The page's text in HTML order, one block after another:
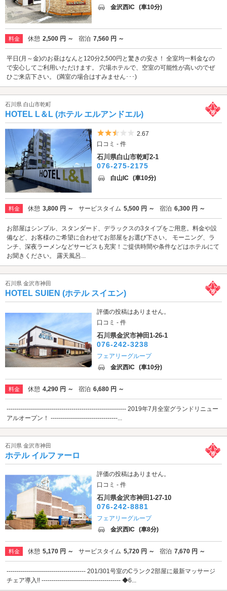
金沢西IC (車10分)
料金 休憩 2,500 円 ～ 宿泊 7,560 円 ～
平日(月～金)のお昼はなんと120分2,500円と驚きの安さ！ 全室均一料金なの
で安心してご利用いただけます。 穴場ホテルで、空室の可能性が高いのでぜ
ひご来店下さい。 (満室の場合はすみません･･･)
石川県 白山市乾町
HOTEL L＆L (ホテル エルアンドエル)
5つ星のうち2.5
2.67
口コミ - 件
石川県白山市乾町2-1
076-275-2175
白山IC (車10分)
料金 休憩 3,800 円 ～ サービスタイム 5,500 円 ～ 宿泊 6,300 円 ～
お部屋はシンプル、スタンダード、デラックスの3タイプをご用意。料金や設
備など、お客様のご希望に合わせてお部屋をお選び下さい。 モーニング、ラ
ンチ、深夜ラーメンなどサービスも充実！ご提供時間や条件などはホテルにて
お聞きください。 露天風呂...
石川県 金沢市神田
HOTEL SUIEN (ホテル スイエン)
評価の投稿はありません。
口コミ - 件
石川県金沢市神田1-26-1
076-242-3238
フェアリーグループ
金沢西IC (車10分)
料金 休憩 4,290 円 ～ 宿泊 6,680 円 ～
----------------------------------------------------------- 2019年7月全室グランドリニュー
アルオープン！ ---------------------------------...
石川県 金沢市神田
ホテル イルファーロ
評価の投稿はありません。
口コミ - 件
石川県金沢市神田1-27-10
076-242-8881
フェアリーグループ
金沢西IC (車8分)
料金 休憩 5,170 円 ～ サービスタイム 5,720 円 ～ 宿泊 7,670 円 ～
--------------------------------------- 201/301号室のCランク2部屋に最新マッサージ
チェア導入!! --------------------------------------- ◆6...